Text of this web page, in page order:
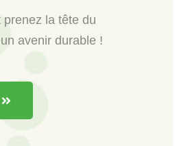
la tête du
avenir durable !